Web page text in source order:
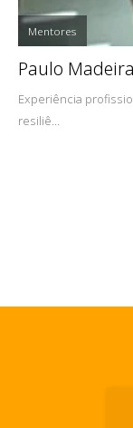
Mentores
Paulo Madeira
Experiência
resiliê...